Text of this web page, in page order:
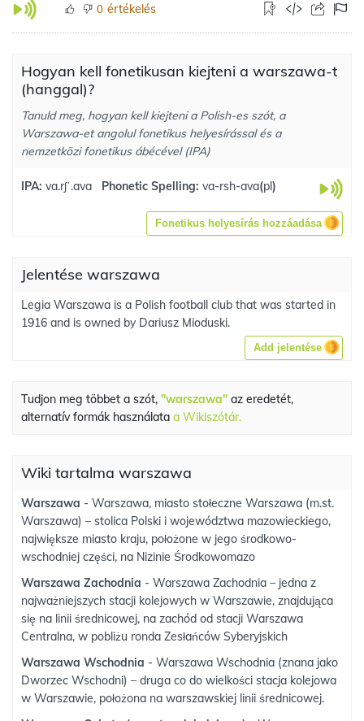
0 értékelés
Hogyan kell fonetikusan kiejteni a warszawa-t
(hanggal)?
Tanuld meg, hogyan kell kiejteni a Polish-es szót, a
Warszawa-et angolul fonetikus helyesírással és a
nemzetközi fonetikus ábécével (IPA)
IPA: va.rʃˈ.ava Phonetic Spelling: va-rsh-ava(pl)
Fonetikus helyesírás hozzáadása
Jelentése warszawa
Legia Warszawa is a Polish football club that was started in
1916 and is owned by Dariusz Mioduski.
Add jelentése
Tudjon meg többet a szót, "warszawa" az eredetét,
alternatív formák használata a Wikiszótár.
Wiki tartalma warszawa
Warszawa - Warszawa, miasto stołeczne Warszawa (m.st.
Warszawa) – stolica Polski i województwa mazowieckiego,
największe miasto kraju, położone w jego środkowo-
wschodniej części, na Nizinie Środkowomazo
Warszawa Zachodnia - Warszawa Zachodnia – jedna z
najważniejszych stacji kolejowych w Warszawie, znajdująca
się na linii średnicowej, na zachód od stacji Warszawa
Centralna, w pobliżu ronda Zesłańców Syberyjskich
Warszawa Wschodnia - Warszawa Wschodnia (znana jako
Dworzec Wschodni) – druga co do wielkości stacja kolejowa
w Warszawie, położona na warszawskiej linii średnicowej.